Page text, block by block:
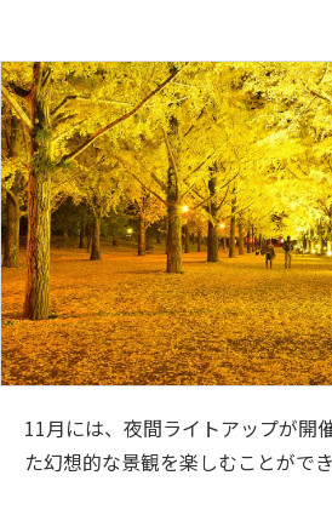
11月には、夜間ライトアップが開
た幻想的な景観を楽しむことができ